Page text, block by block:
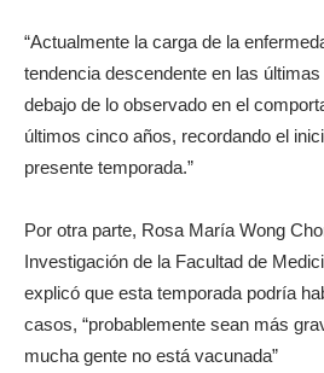
“Actualmente la carga de la
tendencia descendente en las
debajo de lo observado en el
últimos cinco años, recordando el
presente temporada.”
Por otra parte, Rosa María Wong
Investigación de la Facultad de
explicó que esta temporada podría
casos, “probablemente sean más
mucha gente no está vacunada”